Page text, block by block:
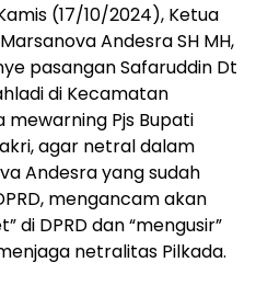
(17/10/2024), Ketua
Andesra SH MH,
pasangan Safaruddin Dt
di Kecamatan
mewarning Pjs Bupati
agar netral dalam
Andesra yang sudah
mengancam akan
di DPRD dan “mengusir”
netralitas Pilkada.